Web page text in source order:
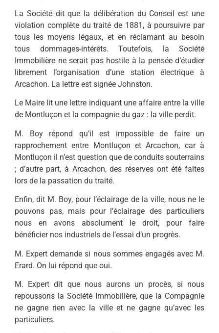
La Société dit que la délibération du Conseil est une
violation complète du traité de 1881, à poursuivre par
tous les moyens légaux, et en réclamant au besoin
tous dommages-intérêts. Toutefois, la Société
Immobilière ne serait pas hostile à la pensée d’étudier
librement l’organisation d’une station électrique à
Arcachon. La lettre est signée Johnston.
Le Maire lit une lettre indiquant une affaire entre la ville
de Montluçon et la compagnie du gaz : la ville perdit.
M. Boy répond qu’il est impossible de faire un
rapprochement entre Montluçon et Arcachon, car à
Montluçon il n’est question que de conduits souterrains
; d’autre part, à Arcachon, des réserves ont été faites
lors de la passation du traité.
Enfin, dit M. Boy, pour l’éclairage de la ville, nous ne le
pouvons pas, mais pour l’éclairage des particuliers
nous en avons absolument le droit, pour faire
bénéficier nos industriels de l’essai d’un progrès.
M. Expert demande si nous sommes engagés avec M.
Erard. On lui répond que oui.
M. Expert dit que nous aurons un procès, si nous
repoussons la Société Immobilière, que la Compagnie
ne gagne rien avec la ville et ne gagne qu’avec les
particuliers.